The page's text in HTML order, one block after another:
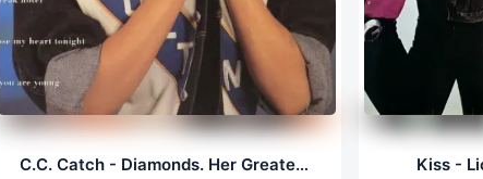
C.C. Catch - Diamonds. Her Greatest Hits (LP, 24/192.0) Kiss -